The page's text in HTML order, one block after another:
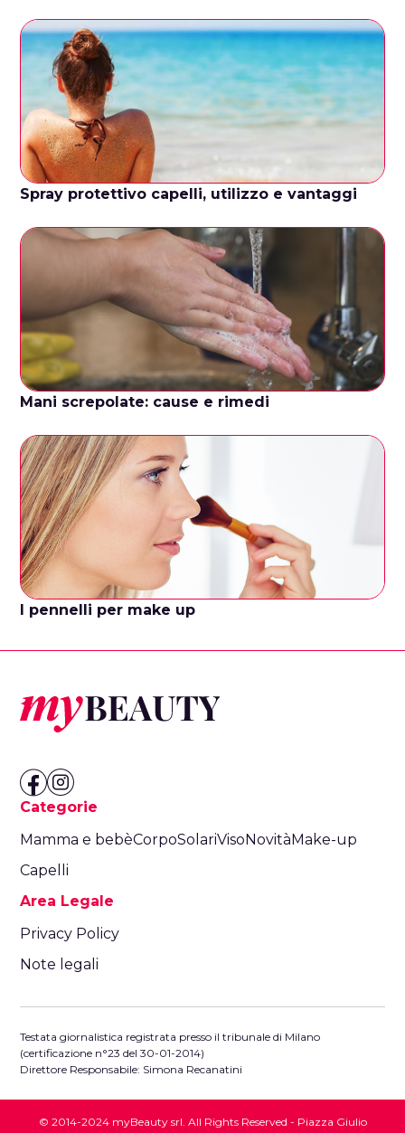
Spray protettivo capelli, utilizzo e vantaggi
Mani screpolate: cause e rimedi
I pennelli per make up
Categorie
Mamma e bebèCorpoSolariVisoNovitàMake-up
Capelli
Area Legale
Privacy Policy
Note legali
Testata giornalistica registrata presso il tribunale di Milano
(certificazione n°23 del 30-01-2014)
Direttore Responsabile: Simona Recanatini
© 2014-2024 myBeauty srl. All Rights Reserved - Piazza Giulio